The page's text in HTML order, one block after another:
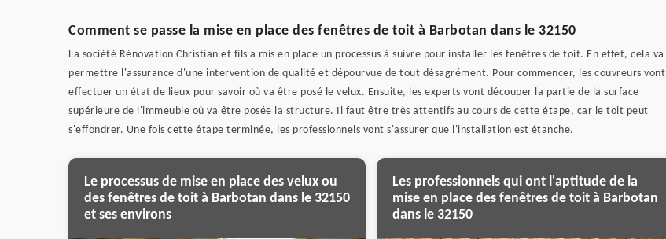
Comment se passe la mise en place des fenêtres de toit à Barbotan dans le 32150
La société Rénovation Christian et fils a mis en place un processus à suivre pour installer les fenêtres de toit. En effet, cela va
permettre l'assurance d'une intervention de qualité et dépourvue de tout désagrément. Pour commencer, les couvreurs vont
effectuer un état de lieux pour savoir où va être posé le velux. Ensuite, les experts vont découper la partie de la surface
supérieure de l'immeuble où va être posée la structure. Il faut être très attentifs au cours de cette étape, car le toit peut
s'effondrer. Une fois cette étape terminée, les professionnels vont s'assurer que l'installation est étanche.
Le processus de mise en place des velux ou
des fenêtres de toit à Barbotan dans le 32150
et ses environs
Les professionnels qui ont l'aptitude de la
mise en place des fenêtres de toit à Barbotan
dans le 32150